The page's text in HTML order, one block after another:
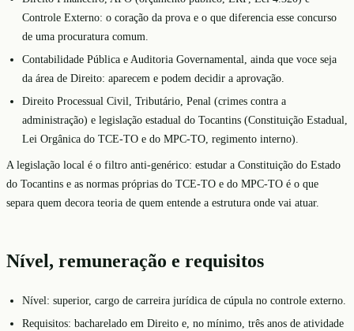
Controle Externo: o coração da prova e o que diferencia esse concurso
de uma procuratura comum.
Contabilidade Pública e Auditoria Governamental, ainda que voce seja
da área de Direito: aparecem e podem decidir a aprovação.
Direito Processual Civil, Tributário, Penal (crimes contra a
administração) e legislação estadual do Tocantins (Constituição Estadual,
Lei Orgânica do TCE-TO e do MPC-TO, regimento interno).
A legislação local é o filtro anti-genérico: estudar a Constituição do Estado
do Tocantins e as normas próprias do TCE-TO e do MPC-TO é o que
separa quem decora teoria de quem entende a estrutura onde vai atuar.
Nível, remuneração e requisitos
Nível: superior, cargo de carreira jurídica de cúpula no controle externo.
Requisitos: bacharelado em Direito e, no mínimo, três anos de atividade